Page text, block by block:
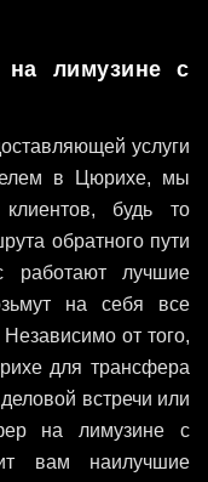
на лимузине с
услуги
в Цюрихе, мы
будь то
обратного пути
лучшие
на себя все
от того,
для трансфера
встречи или
на лимузине с
вам наилучшие